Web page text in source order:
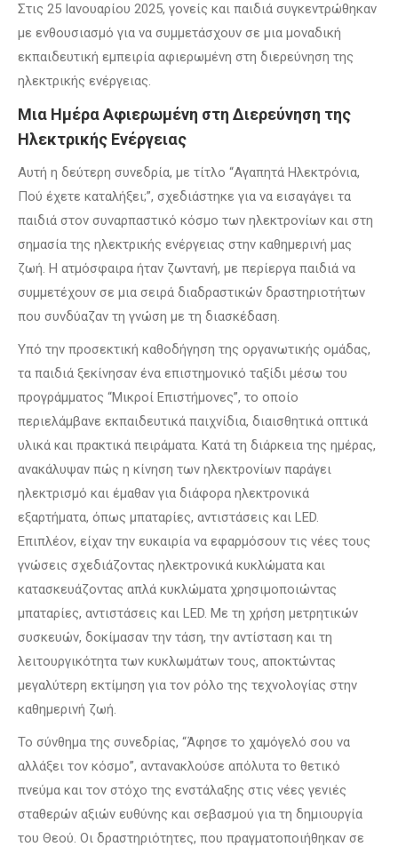
Στις 25 Ιανουαρίου 2025, γονείς και παιδιά συγκεντρώθηκαν
με ενθουσιασμό για να συμμετάσχουν σε μια μοναδική
εκπαιδευτική εμπειρία αφιερωμένη στη διερεύνηση της
ηλεκτρικής ενέργειας.
Μια Ημέρα Αφιερωμένη στη Διερεύνηση της
Ηλεκτρικής Ενέργειας
Αυτή η δεύτερη συνεδρία, με τίτλο “Αγαπητά Ηλεκτρόνια,
Πού έχετε καταλήξει;”, σχεδιάστηκε για να εισαγάγει τα
παιδιά στον συναρπαστικό κόσμο των ηλεκτρονίων και στη
σημασία της ηλεκτρικής ενέργειας στην καθημερινή μας
ζωή. Η ατμόσφαιρα ήταν ζωντανή, με περίεργα παιδιά να
συμμετέχουν σε μια σειρά διαδραστικών δραστηριοτήτων
που συνδύαζαν τη γνώση με τη διασκέδαση.
Υπό την προσεκτική καθοδήγηση της οργανωτικής ομάδας,
τα παιδιά ξεκίνησαν ένα επιστημονικό ταξίδι μέσω του
προγράμματος “Μικροί Επιστήμονες”, το οποίο
περιελάμβανε εκπαιδευτικά παιχνίδια, διαισθητικά οπτικά
υλικά και πρακτικά πειράματα. Κατά τη διάρκεια της ημέρας,
ανακάλυψαν πώς η κίνηση των ηλεκτρονίων παράγει
ηλεκτρισμό και έμαθαν για διάφορα ηλεκτρονικά
εξαρτήματα, όπως μπαταρίες, αντιστάσεις και LED.
Επιπλέον, είχαν την ευκαιρία να εφαρμόσουν τις νέες τους
γνώσεις σχεδιάζοντας ηλεκτρονικά κυκλώματα και
κατασκευάζοντας απλά κυκλώματα χρησιμοποιώντας
μπαταρίες, αντιστάσεις και LED. Με τη χρήση μετρητικών
συσκευών, δοκίμασαν την τάση, την αντίσταση και τη
λειτουργικότητα των κυκλωμάτων τους, αποκτώντας
μεγαλύτερη εκτίμηση για τον ρόλο της τεχνολογίας στην
καθημερινή ζωή.
Το σύνθημα της συνεδρίας, “Άφησε το χαμόγελό σου να
αλλάξει τον κόσμο”, αντανακλούσε απόλυτα το θετικό
πνεύμα και τον στόχο της ενστάλαξης στις νέες γενιές
σταθερών αξιών ευθύνης και σεβασμού για τη δημιουργία
του Θεού. Οι δραστηριότητες, που πραγματοποιήθηκαν σε